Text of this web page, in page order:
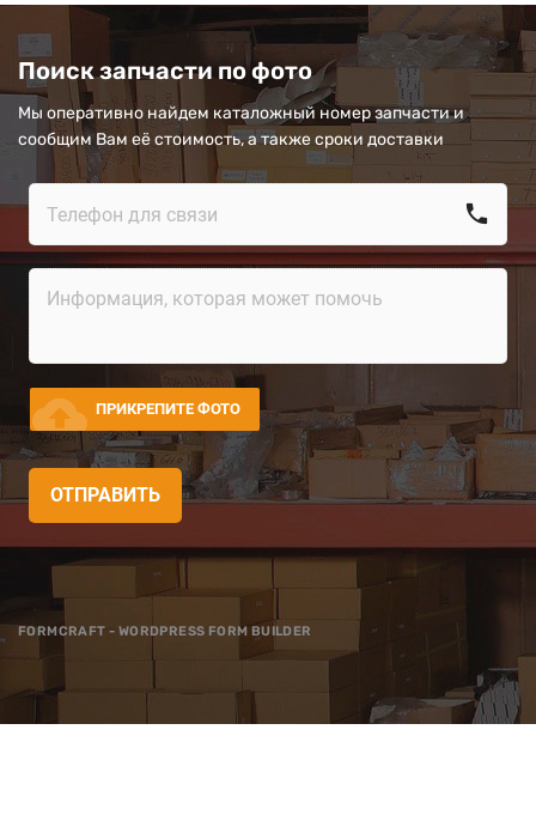
Поиск запчасти по фото
Мы оперативно найдем каталожный номер запчасти и
сообщим Вам её стоимость, а также сроки доставки
call
cloud_upload ПРИКРЕПИТЕ ФОТО
ОТПРАВИТЬ
FORMCRAFT - WORDPRESS FORM BUILDER